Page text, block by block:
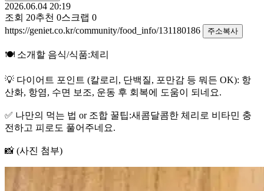
2026.06.04 20:19
조회 20추천 0스크랩 0
https://geniet.co.kr/community/food_info/131180186
주소복사
🍽️ 소개할 음식/식품:체리
💡 다이어트 포인트 (칼로리, 단백질, 포만감 등 뭐든 OK): 항
산화, 항염, 수면 보조, 운동 후 회복에 도움이 되네요.
✅ 나만의 먹는 법 or 조합 꿀팁:새콤달콤한 체리로 비타민 충
전하고 피로도 풀어주네요.
📸 (사진 첨부)